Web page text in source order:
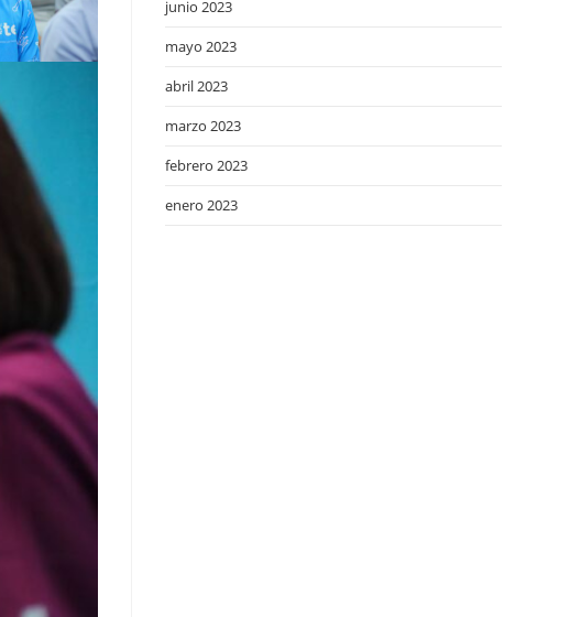
junio 2023
mayo 2023
abril 2023
marzo 2023
febrero 2023
enero 2023